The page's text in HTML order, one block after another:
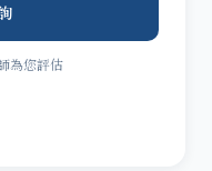
為您評估